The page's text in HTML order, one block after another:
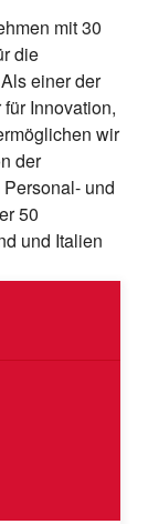
mit 30
die
einer der
Innovation,
wir
der
und
50
und Italien